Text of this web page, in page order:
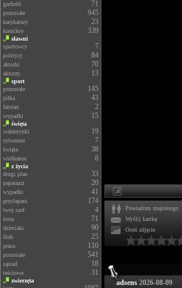
garfield
71
pozostałe 945
karykatury 23
komiksy 339
sławni
sportowcy
7
politycy 84
aktorki 70
aktorzy 13
sport
pozostałe
145
piłka 43
falstart 2
wypadki 15
święta
walentynki
19
sylwester 7
święta 38
wielkanoc 8
z życia
drugi plan
33
paparazzi 20
wypadki 41
przyłapani 174
twoj szef 4
żona 71
dzieciaki 90
ślub 25
praca 110
pozostałe 541
sąsiad 18
teściowa 31
zwierzęta
Powiadom znajomego
Wyślij kartkę
Oceń zdjęcie
adsens 2026-08-09